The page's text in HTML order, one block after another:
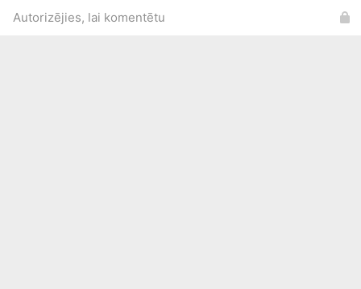
Autorizējies, lai komentētu